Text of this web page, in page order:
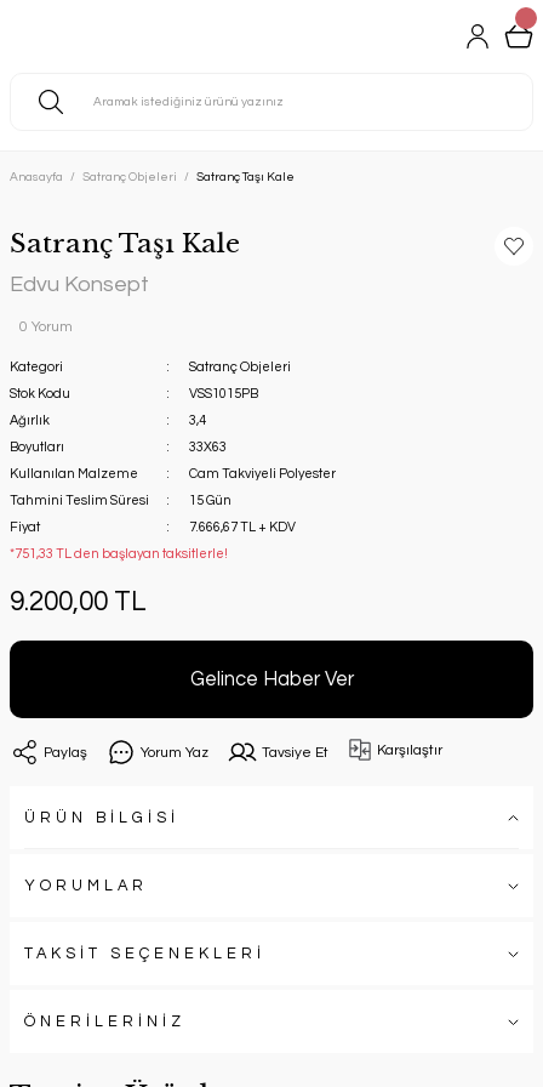
Anasayfa Satranç Objeleri Satranç Taşı Kale
Satranç Taşı Kale
Edvu Konsept
0 Yorum
Kategori
Satranç Objeleri
Stok Kodu
VSS1015PB
Ağırlık
3,4
Boyutları
33X63
Kullanılan Malzeme
Cam Takviyeli Polyester
Tahmini Teslim Süresi
15 Gün
Fiyat
7.666,67 TL + KDV
*751,33 TL den başlayan taksitlerle!
9.200,00 TL
Gelince Haber Ver
Paylaş Yorum Yaz Tavsiye Et Karşılaştır
ÜRÜN BİLGİSİ
YORUMLAR
TAKSİT SEÇENEKLERİ
ÖNERİLERİNİZ